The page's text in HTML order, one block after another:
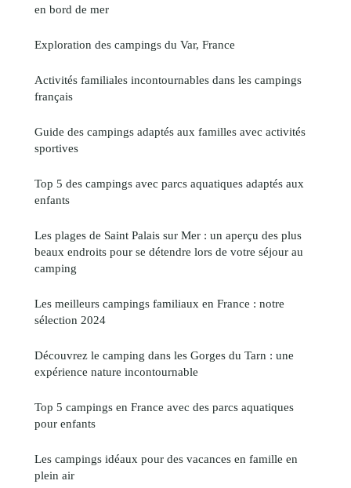
en bord de mer
Exploration des campings du Var, France
Activités familiales incontournables dans les campings
français
Guide des campings adaptés aux familles avec activités
sportives
Top 5 des campings avec parcs aquatiques adaptés aux
enfants
Les plages de Saint Palais sur Mer : un aperçu des plus
beaux endroits pour se détendre lors de votre séjour au
camping
Les meilleurs campings familiaux en France : notre
sélection 2024
Découvrez le camping dans les Gorges du Tarn : une
expérience nature incontournable
Top 5 campings en France avec des parcs aquatiques
pour enfants
Les campings idéaux pour des vacances en famille en
plein air